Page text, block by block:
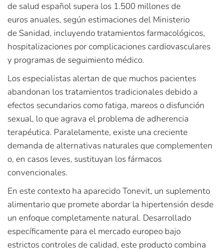
de salud español supera los 1.500 millones de
euros anuales, según estimaciones del Ministerio
de Sanidad, incluyendo tratamientos farmacológicos,
hospitalizaciones por complicaciones cardiovasculares
y programas de seguimiento médico.
Los especialistas alertan de que muchos pacientes
abandonan los tratamientos tradicionales debido a
efectos secundarios como fatiga, mareos o disfunción
sexual, lo que agrava el problema de adherencia
terapéutica. Paralelamente, existe una creciente
demanda de alternativas naturales que complementen
o, en casos leves, sustituyan los fármacos
convencionales.
En este contexto ha aparecido Tonevit, un suplemento
alimentario que promete abordar la hipertensión desde
un enfoque completamente natural. Desarrollado
específicamente para el mercado europeo bajo
estrictos controles de calidad, este producto combina